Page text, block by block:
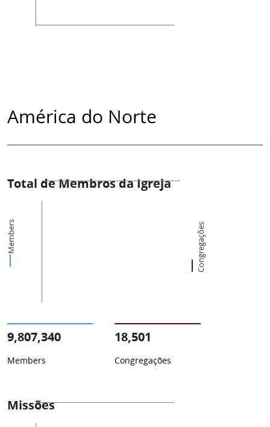
América do Norte
Total de Membros da Igreja
Members Congregações
9,807,340
Members
18,501
Congregações
Missões